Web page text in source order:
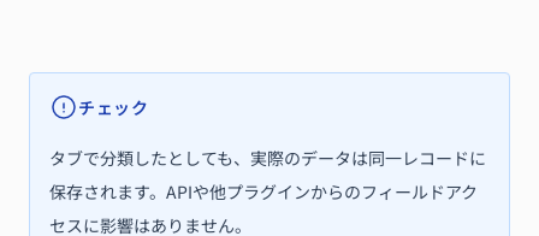
チェック
タブで分類したとしても、実際のデータは同一レコードに
保存されます。APIや他プラグインからのフィールドアク
セスに影響はありません。